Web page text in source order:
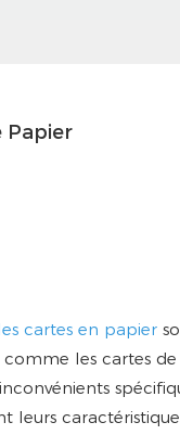
Papier
cartes en papier
les cartes
leurs